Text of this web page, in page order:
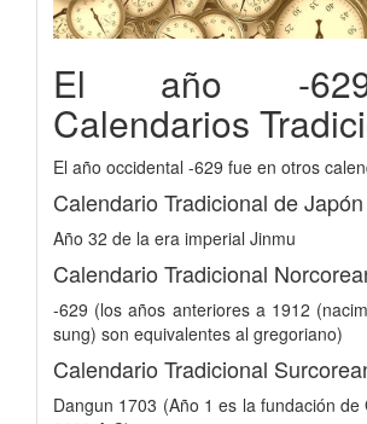
El año -
Calendarios
El año occidental -629 fue en otros
Calendario Tradicional de Japón
Año 32 de la era imperial Jinmu
Calendario Tradicional
-629 (los años anteriores a 1912
sung) son equivalentes al gregoriano)
Calendario Tradicional
Dangun 1703 (Año 1 es la fundación de